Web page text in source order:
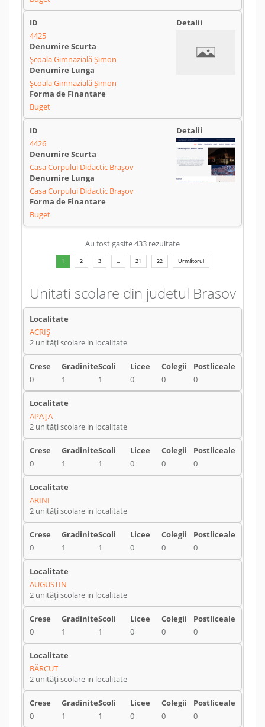
4425
Școala Gimnazială Șimon
Școala Gimnazială Șimon
Buget
4426
Casa Corpului Didactic Brașov
Casa Corpului Didactic Brașov
Buget
Au fost gasite 433 rezultate
1 2 3 ... 21 22 Următorul
Unitati scolare din judetul Brasov
ACRIŞ
2 unități scolare in localitate
0 1 1 0 0 0
APAŢA
2 unități scolare in localitate
0 1 1 0 0 0
ARINI
2 unități scolare in localitate
0 1 1 0 0 0
AUGUSTIN
2 unități scolare in localitate
0 1 1 0 0 0
BĂRCUT
2 unități scolare in localitate
0 1 1 0 0 0